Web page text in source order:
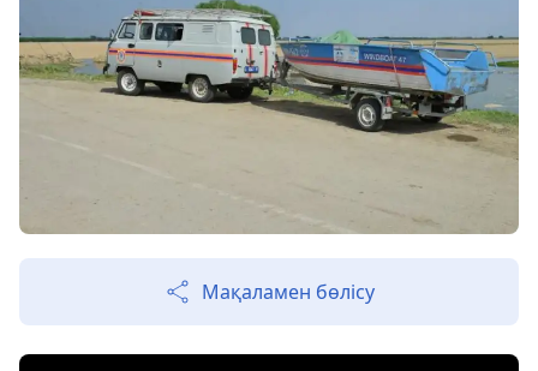
Мақаламен бөлісу